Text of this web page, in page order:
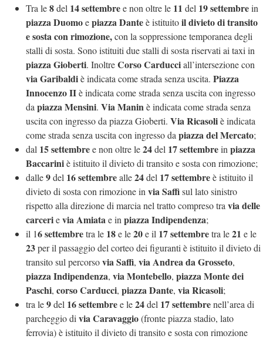
Tra le8del 14 settembree non oltre le 11 del 19 settembrein
piazza Duomoepiazza Danteè istituitoil divieto di transito
e sosta con rimozione,con la soppressione temporanea degli
stalli di sosta. Sono istituiti due stalli di sosta riservati ai taxi in
piazza Gioberti. InoltreCorso Carducciall’intersezione con
via Garibaldiè indicata come strada senza uscita. Piazza
Innocenzo IIè indicata come strada senza uscita con ingresso
da piazza Mensini. Via Maninè indicata come strada senza
uscita con ingresso da piazza Gioberti. Via Ricasoliè indicata
come strada senza uscita con ingresso da piazza del Mercato;
dal 15 settembree non oltre le24del 17 settembrein piazza
Baccariniè istituito il divieto di transito e sosta con rimozione;
dalle9del 16 settembrealle24del 17 settembreè istituito il
divieto di sosta con rimozione in via Saffisul lato sinistro
rispetto alla direzione di marcia nel tratto compreso tra via delle
carcerievia Amiatae in piazza Indipendenza;
il 16 settembretra le 18e le20e il 17 settembretra le21 e le
23per il passaggio del corteo dei figuranti è istituito il divieto di
transito sul percorsovia Saffi, via Andrea da Grosseto,
piazza Indipendenza, via Montebello, piazza Monte dei
Paschi, corso Carducci, piazza Dante, via Ricasoli;
tra le9del 16 settembree le24del 17 settembrenell’area di
parcheggio di via Caravaggio(fronte piazza stadio, lato
ferrovia) è istituito il divieto di transito e sosta con rimozione